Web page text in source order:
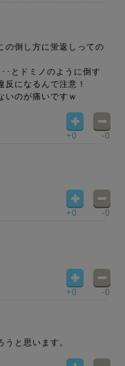
の倒し方に蛍返しっての
･とドミノのように倒す
になるんで注意！
いのが痛いですｗ
+0 -0
+0 -0
+0 -0
と思います。